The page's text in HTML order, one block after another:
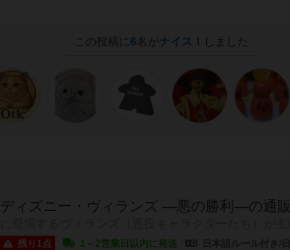
この投稿に 6名がナイス！ しました
ディズニー・ヴィランズ ―悪の勝利―の通販
残り1点 1～2営業日以内に発送